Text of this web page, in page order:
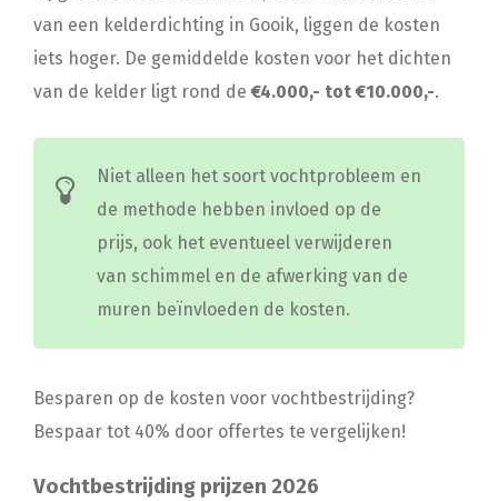
van een kelderdichting in Gooik, liggen de kosten
iets hoger. De gemiddelde kosten voor het dichten
van de kelder ligt rond de€4.000,- tot €10.000,-.
Niet alleen het soort vochtprobleem en
de methode hebben invloed op de
prijs, ook het eventueel verwijderen
van schimmel en de afwerking van de
muren beïnvloeden de kosten.
Besparen op de kosten voor vochtbestrijding?
Bespaar tot 40% door offertes te vergelijken!
Vochtbestrijding prijzen 2026